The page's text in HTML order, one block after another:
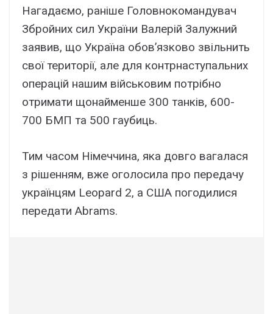
Нагадаємо, раніше Головнокомандувач
Збройних сил України Валерій Залужний
заявив, що Україна обов’язково звільнить
свої території, але для контрнаступальних
операцій нашим військовим потрібно
отримати щонайменше 300 танків, 600-
700 БМП та 500 гаубиць.
Тим часом Німеччина, яка довго вагалася
з рішенням, вже оголосила про передачу
українцям Leopard 2, а США погодилися
передати Abrams.